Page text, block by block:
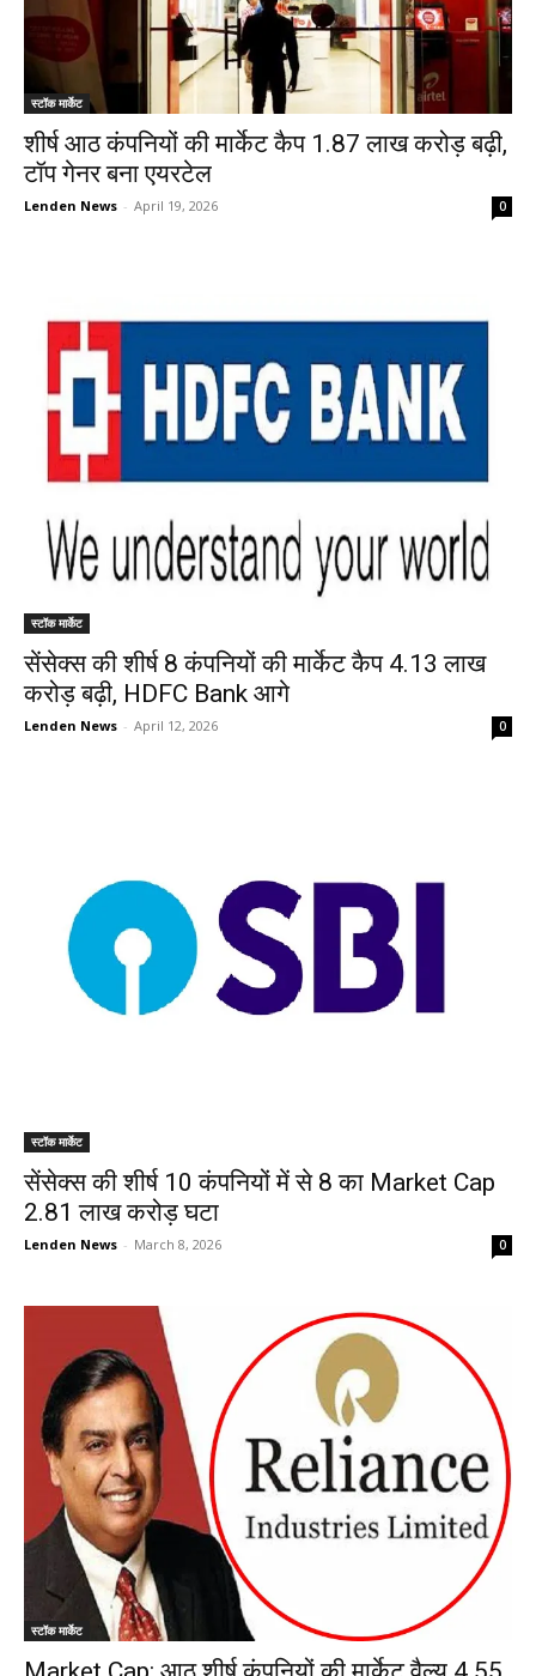
स्टॉक मार्केट
शीर्ष आठ कंपनियों की मार्केट कैप 1.87 लाख करोड़ बढ़ी,
टॉप गेनर बना एयरटेल
Lenden News - April 19, 2026 0
स्टॉक मार्केट
सेंसेक्स की शीर्ष 8 कंपनियों की मार्केट कैप 4.13 लाख
करोड़ बढ़ी, HDFC Bank आगे
Lenden News - April 12, 2026 0
स्टॉक मार्केट
सेंसेक्स की शीर्ष 10 कंपनियों में से 8 का Market Cap
2.81 लाख करोड़ घटा
Lenden News - March 8, 2026 0
स्टॉक मार्केट